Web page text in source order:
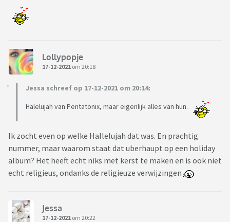
Lollypopje
17-12-2021 om 20:18
Jessa schreef op 17-12-2021 om 20:14:
Halelujah van Pentatonix, maar eigenlijk alles van hun.
Ik zocht even op welke Hallelujah dat was. En prachtig
nummer, maar waarom staat dat uberhaupt op een holiday
album? Het heeft echt niks met kerst te maken en is ook niet
echt religieus, ondanks de religieuze verwijzingen
Jessa
17-12-2021 om 20:22